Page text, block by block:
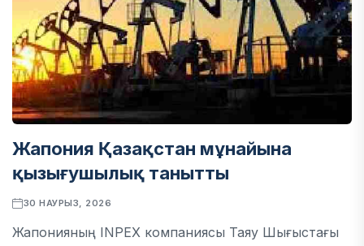
Жапония Қазақстан мұнайына
қызығушылық танытты
30 НАУРЫЗ, 2026
Жапонияның INPEX компаниясы Таяу Шығыстағы